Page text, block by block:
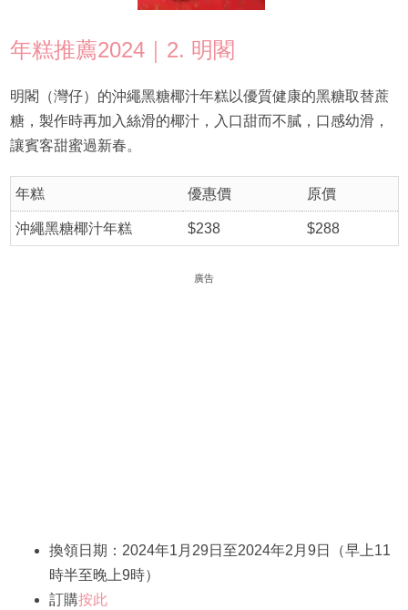
年糕推薦2024｜2. 明閣
明閣（灣仔）的沖繩黑糖椰汁年糕以優質健康的黑糖取替蔗
糖，製作時再加入絲滑的椰汁，入口甜而不膩，口感幼滑，
讓賓客甜蜜過新春。
年糕 優惠價 原價
沖繩黑糖椰汁年糕 $238 $288
廣告
換領日期：2024年1月29日至2024年2月9日（早上11
時半至晚上9時）
訂購按此